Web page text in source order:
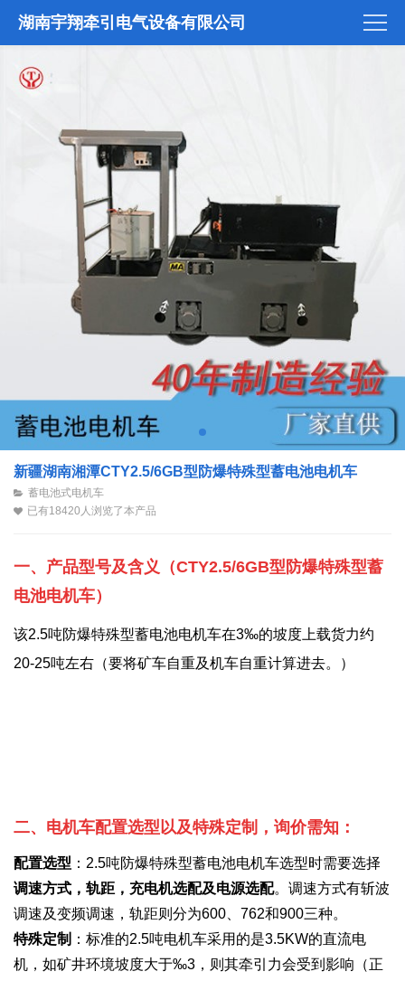
湖南宇翔牵引电气设备有限公司
新疆湖南湘潭CTY2.5/6GB型防爆特殊型蓄电池电机车
蓄电池式电机车
已有18420人浏览了本产品
一、产品型号及含义 （CTY2.5/6GB型 防爆特殊型蓄
电池电机车）
该2.5吨防爆特殊型蓄电池电机车在3‰的坡度上载货力约
20-25吨左右（要将矿车自重及机车自重计算进去。
）
二、电机车配置选型以及特殊定制，询价需知：
配置选型 ：2.5吨防爆特殊型蓄电池电机车选型时需要选择
调速方式，轨距，充电机选配及电源选配。调速方式有斩波
调速及变频调速，轨距则分为600、762和900三种。
特殊定制 ：标准的2.5吨电机车采用的是3.5KW的直流电
机，如矿井环境坡度大于‰3，则其牵引力会受到影响（正